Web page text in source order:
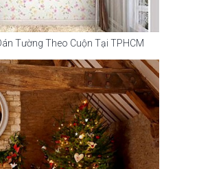
Tường Theo Cuộn Tại TPHCM